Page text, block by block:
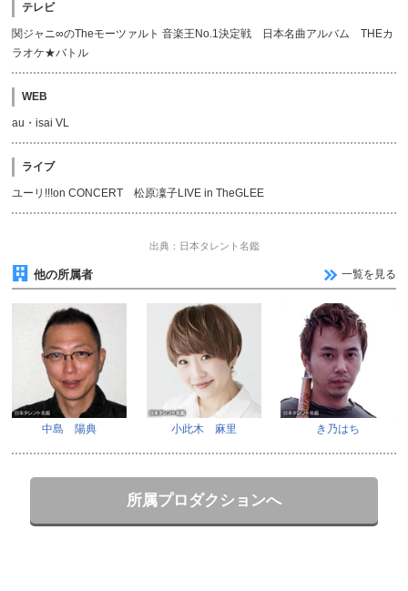
テレビ
関ジャニ∞のTheモーツァルト 音楽王No.1決定戦 日本名曲アルバム THEカ
ラオケ★バトル
WEB
au・isai VL
ライブ
ユーリ!!!on CONCERT 松原凜子LIVE in TheGLEE
出典：日本タレント名鑑
他の所属者 一覧を見る
中島 陽典 小此木 麻里 き乃はち
所属プロダクションへ